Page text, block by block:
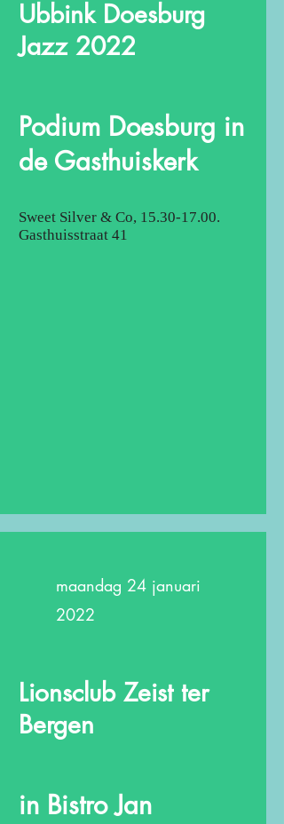
Ubbink Doesburg
Jazz 2022
Podium Doesburg in
de Gasthuiskerk
Sweet Silver & Co, 15.30-17.00.
Gasthuisstraat 41
maandag 24 januari
2022
Lionsclub Zeist ter
Bergen
in Bistro Jan